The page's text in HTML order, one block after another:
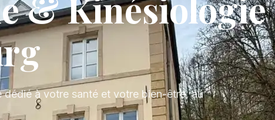
dédié à votre santé et votre bien-être, au